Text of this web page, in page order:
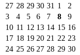
27 28 29 30 31 1
2
3
4 5 6 7 8
9
10 11 12 13 14 15 16
17 18 19 20 21 22 23
24 25 26 27 28 29 30